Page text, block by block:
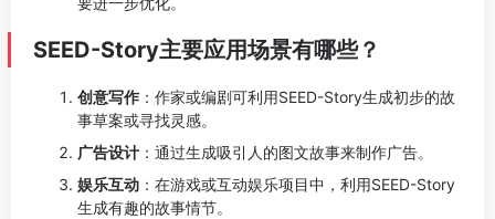
SEED-Story主要应用场景有哪些？
创意写作 ：作家或编剧可利用SEED-Story生成初步的故
事草案或寻找灵感。
广告设计 ：通过生成吸引人的图文故事来制作广告。
娱乐互动 ：在游戏或互动娱乐项目中，利用SEED-Story
生成有趣的故事情节。